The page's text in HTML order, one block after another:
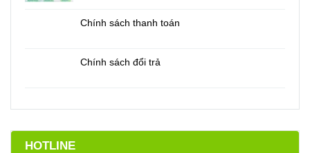
Chính sách thanh toán
Chính sách đổi trả
HOTLINE